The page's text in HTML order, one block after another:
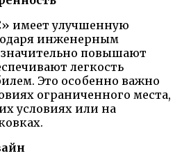
имеет улучшенную
инженерным
повышают
легкость
Это особенно важно
ограниченного места,
условиях или на